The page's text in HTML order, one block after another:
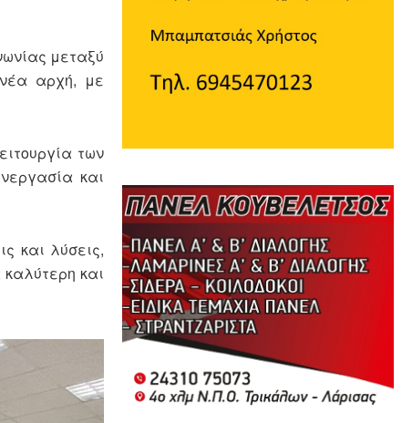
μεταξύ
νέα αρχή, με
των
και
και λύσεις,
και